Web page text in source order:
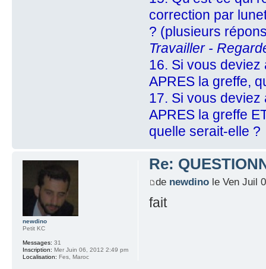
correction par
? (plusieurs
Travailler -
16. Si vous deviez
APRES la greffe,
17. Si vous deviez
APRES la greffe
quelle serait-elle ?
Re:
de newdinole Ven Juil
fait
newdino
Petit KC
Messages: 31
Inscription: Mer Juin 06, 2012 2:49 pm
Localisation: Fes, Maroc